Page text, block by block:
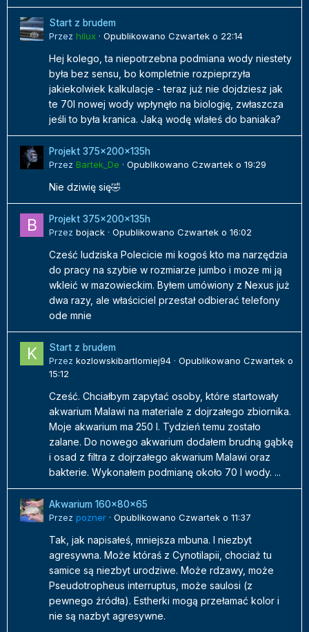
Start z brudem
Przez hilux · Opublikowano Czwartek o 22:14
Hej kolego, ta niepotrzebna podmiana wody niestety
była bez sensu, bo kompletnie rozpieprzyła
jakiekolwiek kalkulacje - teraz już nie dojdziesz jak
te 70l nowej wody wpłynęło na biologię, zwłaszcza
jeśli to była kranica. Jaką wodę wlałeś do baniaka?
Projekt 375x200x135h
Przez Bartek_De · Opublikowano Czwartek o 19:29
Nie dziwię się🤣
Projekt 375x200x135h
Przez bojack · Opublikowano Czwartek o 16:02
Cześć ludziska Polecicie mi kogoś kto ma narzędzia
do pracy na szybie w rozmiarze jumbo i moze mi ją
wkleić w mazowieckim. Byłem umówiony z Nexus już
dwa razy, ale właściciel przestał odbierać telefony
ode mnie
Start z brudem
Przez kozlowskibartlomiej94 · Opublikowano Czwartek o
15:12
Cześć. Chciałbym zapytać osoby, które startowały
akwarium Malawi na materiale z dojrzałego zbiornika.
Moje akwarium ma 250 l. Tydzień temu zostało
zalane. Do nowego akwarium dodałem brudną gąbkę
i osad z filtra z dojrzałego akwarium Malawi oraz
bakterie. Wykonałem podmianę około 70 l wody. ...
Akwarium 160x80x65
Przez pozner · Opublikowano Czwartek o 11:37
Tak, jak napisałeś, mniejsza mbuna. I niezbyt
agresywna. Może któraś z Cynotilapii, chociaż tu
samice są niezbyt urodziwe. Może rdzawy, może
Pseudotropheus interruptus, może saulosi (z
pewnego źródła). Estherki mogą przełamać kolor i
nie są nazbyt agresywne.